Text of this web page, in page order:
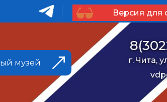
Версия для
музей
г. Чита,